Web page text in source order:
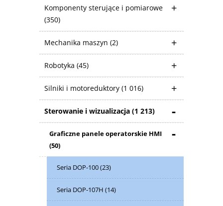
Komponenty sterujące i pomiarowe
(350)
Mechanika maszyn (2)
Robotyka (45)
Silniki i motoreduktory (1 016)
Sterowanie i wizualizacja (1 213)
Graficzne panele operatorskie HMI
(50)
Seria DOP-100(23)
Seria DOP-107H (14)